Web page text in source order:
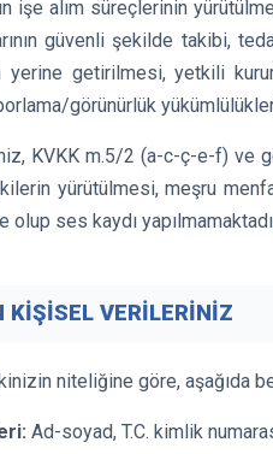
işe alım süreçlerinin
güvenli şekilde takibi,
yerine getirilmesi, yetkili
görünürlük
KVKK m.5/2 (a-c-ç-e-f) ve
yürütülmesi, meşru
olup ses kaydı
KİŞİSEL VERİLERİNİZ
niteliğine göre, aşağıda
Ad-soyad, T.C. kimlik